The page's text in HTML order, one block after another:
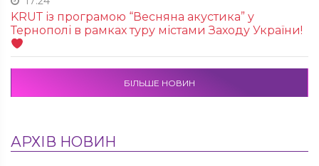
KRUТ із програмою “Весняна акустика” у
Тернополі в рамках туру містами Заходу України!
БІЛЬШЕ НОВИН
АРХІВ НОВИН